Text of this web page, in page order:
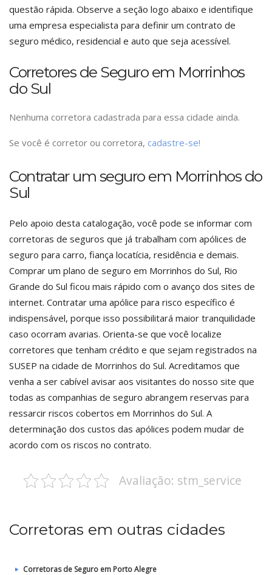
questão rápida. Observe a seção logo abaixo e identifique
uma empresa especialista para definir um contrato de
seguro médico, residencial e auto que seja acessível.
Corretores de Seguro em Morrinhos
do Sul
Nenhuma corretora cadastrada para essa cidade ainda.
Se você é corretor ou corretora, cadastre-se!
Contratar um seguro em Morrinhos do
Sul
Pelo apoio desta catalogação, você pode se informar com
corretoras de seguros que já trabalham com apólices de
seguro para carro, fiança locatícia, residência e demais.
Comprar um plano de seguro em Morrinhos do Sul, Rio
Grande do Sul ficou mais rápido com o avanço dos sites de
internet. Contratar uma apólice para risco específico é
indispensável, porque isso possibilitará maior tranquilidade
caso ocorram avarias. Orienta-se que você localize
corretores que tenham crédito e que sejam registrados na
SUSEP na cidade de Morrinhos do Sul. Acreditamos que
venha a ser cabível avisar aos visitantes do nosso site que
todas as companhias de seguro abrangem reservas para
ressarcir riscos cobertos em Morrinhos do Sul. A
determinação dos custos das apólices podem mudar de
acordo com os riscos no contrato.
Avaliação: stm_service
Corretoras em outras cidades
Corretoras de Seguro em Porto Alegre